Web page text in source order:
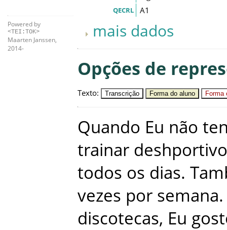
Powered by
<TEI:TOK>
Maarten Janssen,
2014-
QECRL A1
mais dados
Opções de
Texto: Transcrição Forma do aluno Forma
Quando Eu não
trainar deshportivo
todos os dias.
vezes por semana.
discotecas, Eu